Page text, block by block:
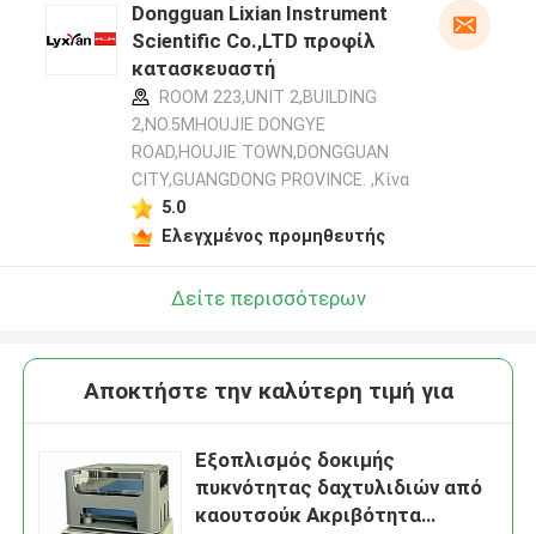
Dongguan Lixian Instrument
Scientific Co.,LTD προφίλ
κατασκευαστή
ROOM 223,UNIT 2,BUILDING
2,NO.5MHOUJIE DONGYE
ROAD,HOUJIE TOWN,DONGGUAN
CITY,GUANGDONG PROVINCE. ,Κίνα
5.0
Ελεγχμένος προμηθευτής
Δείτε περισσότερων
Αποκτήστε την καλύτερη τιμή για
Εξοπλισμός δοκιμής
πυκνότητας δαχτυλιδιών από
καουτσούκ Ακριβότητα